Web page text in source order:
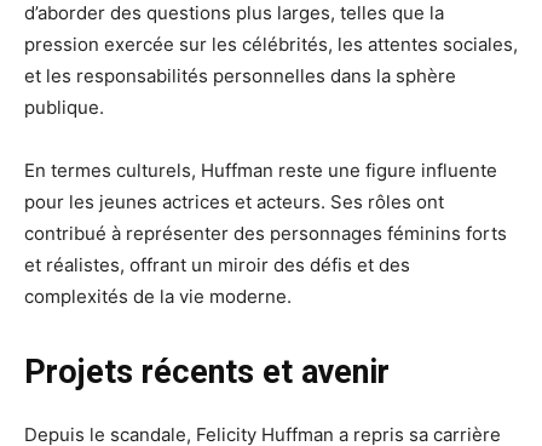
d’aborder des questions plus larges, telles que la
pression exercée sur les célébrités, les attentes sociales,
et les responsabilités personnelles dans la sphère
publique.
En termes culturels, Huffman reste une figure influente
pour les jeunes actrices et acteurs. Ses rôles ont
contribué à représenter des personnages féminins forts
et réalistes, offrant un miroir des défis et des
complexités de la vie moderne.
Projets récents et avenir
Depuis le scandale, Felicity Huffman a repris sa carrière